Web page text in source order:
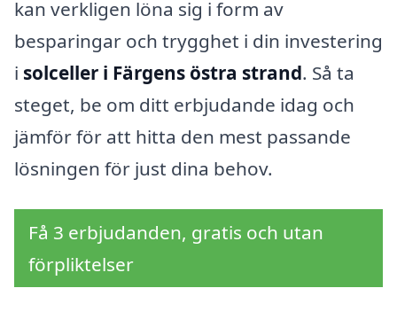
kan verkligen löna sig i form av
besparingar och trygghet i din investering
i solceller i Färgens östra strand. Så ta
steget, be om ditt erbjudande idag och
jämför för att hitta den mest passande
lösningen för just dina behov.
Få 3 erbjudanden, gratis och utan
förpliktelser